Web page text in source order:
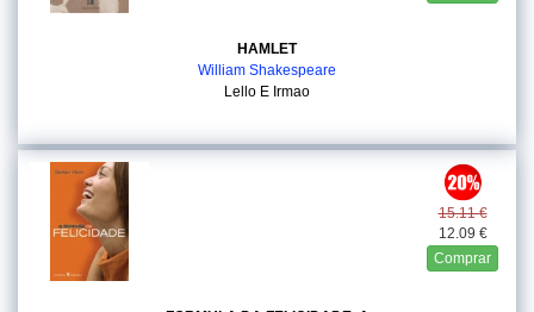
HAMLET
William Shakespeare
Lello E Irmao
15.11 €
12.09 €
Comprar